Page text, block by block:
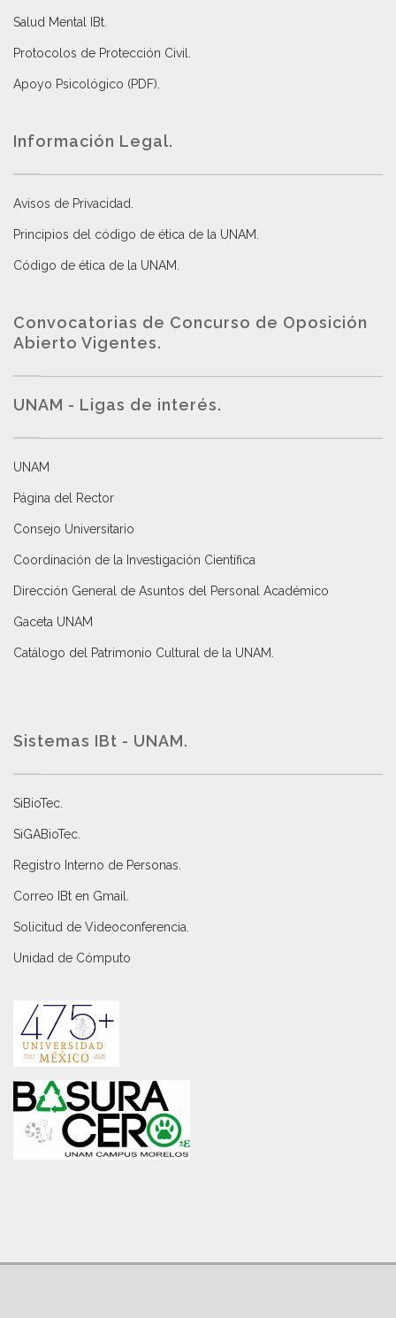
Salud Mental IBt
Protocolos de Protección Civil
Apoyo Psicológico (PDF)
Información Legal.
Avisos de Privacidad
Principios del código de ética de la UNAM
Código de ética de la UNAM
Convocatorias de Concurso de Oposición
Abierto Vigentes.
UNAM - Ligas de interés.
UNAM
Página del Rector
Consejo Universitario
Coordinación de la Investigación Científica
Dirección General de Asuntos del Personal Académico
Gaceta UNAM
Catálogo del Patrimonio Cultural de la UNAM.
Sistemas IBt - UNAM.
SiBioTec
SiGABioTec.
Registro Interno de Personas
Correo IBt en Gmail
Solicitud de Videoconferencia.
Unidad de Cómputo